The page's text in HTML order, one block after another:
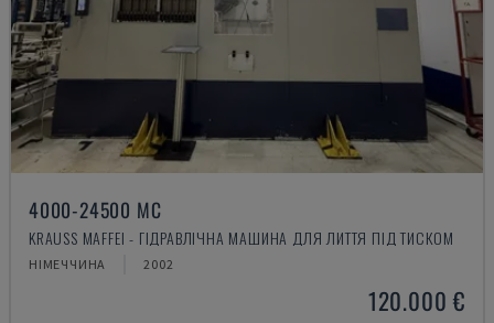
4000-24500 MC
KRAUSS MAFFEI - ГІДРАВЛІЧНА МАШИНА ДЛЯ ЛИТТЯ ПІД ТИСКОМ
НІМЕЧЧИНА 2002
120.000 €